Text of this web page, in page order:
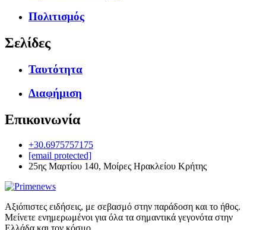
Πολιτισμός
Σελίδες
Ταυτότητα
Διαφήμιση
Επικοινωνία
+30.6975757175
[email protected]
25ης Μαρτίου 140, Μοίρες Ηρακλείου Κρήτης
Αξιόπιστες ειδήσεις, με σεβασμό στην παράδοση και το ήθος.
Μείνετε ενημερωμένοι για όλα τα σημαντικά γεγονότα στην